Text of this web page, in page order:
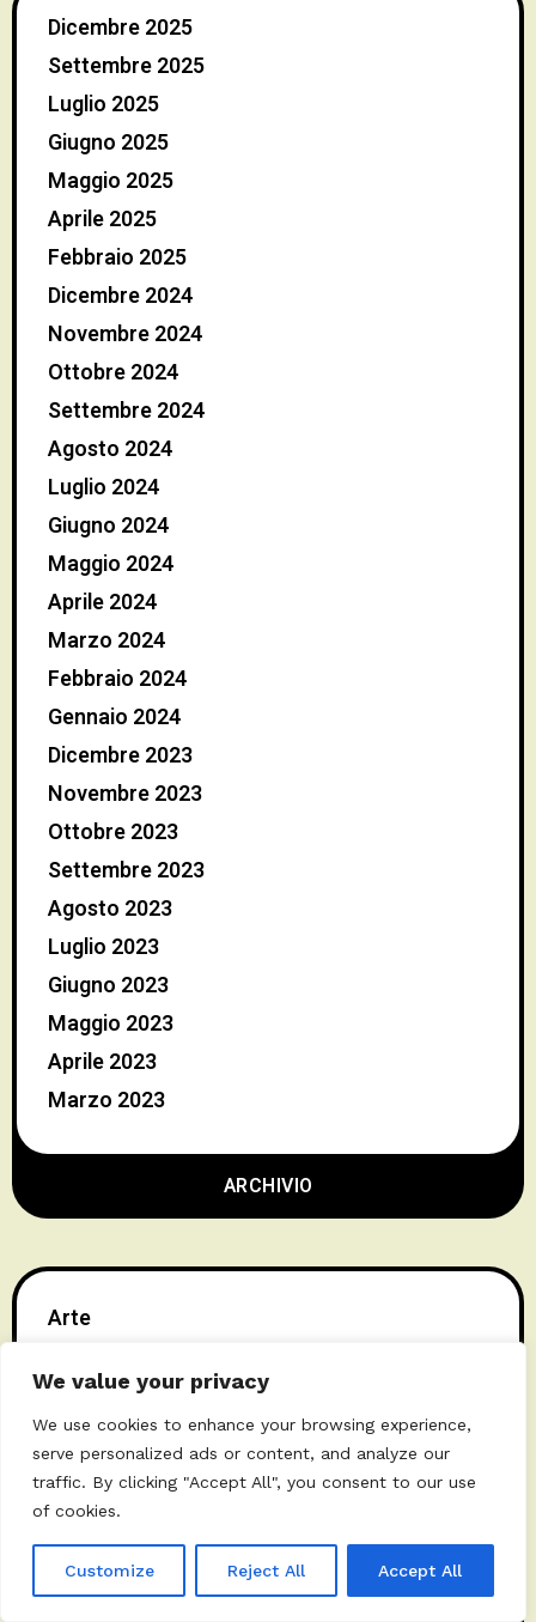
We value your privacy
We use cookies to enhance your browsing experience,
serve personalized ads or content, and analyze our
traffic. By clicking "Accept All", you consent to our use
of cookies.
Customize Reject All Accept All
ARCHIVIO
Dicembre 2025
Settembre 2025
Luglio 2025
Giugno 2025
Maggio 2025
Aprile 2025
Febbraio 2025
Dicembre 2024
Novembre 2024
Ottobre 2024
Settembre 2024
Agosto 2024
Luglio 2024
Giugno 2024
Maggio 2024
Aprile 2024
Marzo 2024
Febbraio 2024
Gennaio 2024
Dicembre 2023
Novembre 2023
Ottobre 2023
Settembre 2023
Agosto 2023
Luglio 2023
Giugno 2023
Maggio 2023
Aprile 2023
Marzo 2023
Arte
Cultura
Eventi
Fotografia
Gaming
Interviste
Letteratura